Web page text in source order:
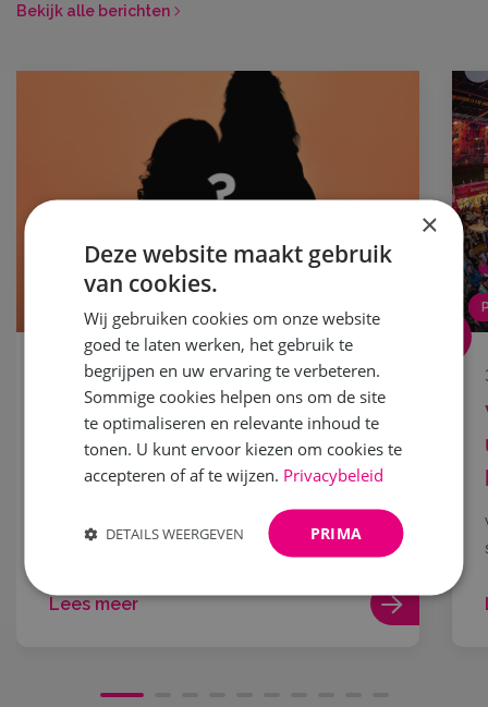
Bekijk alle berichten
18 mei 2026
Word jij het nieuwe gezicht
van Vrouw! 2027?
Lees meer
×
Deze website maakt gebruik
van cookies.
Wij gebruiken cookies om onze website
goed te laten werken, het gebruik te
begrijpen en uw ervaring te verbeteren.
Sommige cookies helpen ons om de site
te optimaliseren en relevante inhoud te
tonen. U kunt ervoor kiezen om cookies te
accepteren of af te wijzen. Privacybeleid
PRIMA
DETAILS WEERGEVEN